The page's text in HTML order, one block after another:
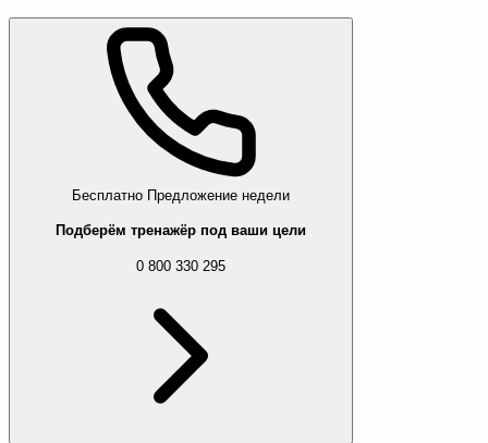
Бесплатно Предложение недели
Подберём тренажёр под ваши цели
0 800 330 295